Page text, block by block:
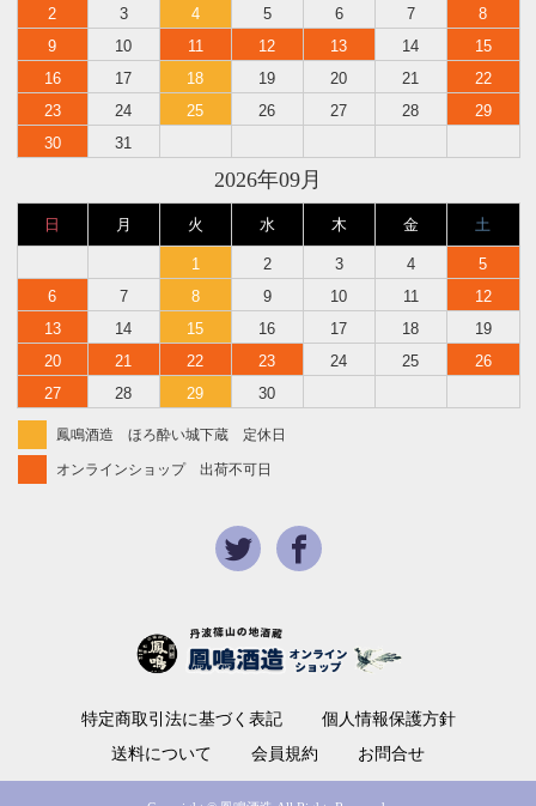
2
3 4 5 6 7
8
9
10 11 12 13 14
15
16
17 18 19 20 21
22
23
24 25 26 27 28
29
30
31
2026年09月
日 月 火 水 木 金 土
1 2 3 4
5
6
7 8 9 10 11
12
13
14 15 16 17 18
19
20
21 22 23 24 25
26
27
28 29 30
鳳鳴酒造 ほろ酔い城下蔵 定休日
オンラインショップ 出荷不可日
特定商取引法に基づく表記
個人情報保護方針
送料について
会員規約 お問合せ